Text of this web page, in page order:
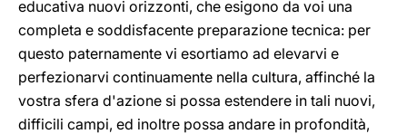
educativa nuovi orizzonti, che esigono da voi una
completa e soddisfacente preparazione tecnica: per
questo paternamente vi esortiamo ad elevarvi e
perfezionarvi continuamente nella cultura, affinché la
vostra sfera d'azione si possa estendere in tali nuovi,
difficili campi, ed inoltre possa andare in profondità,